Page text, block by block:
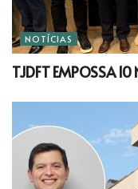
NOTÍCIAS
TJDFT EMPOSSA